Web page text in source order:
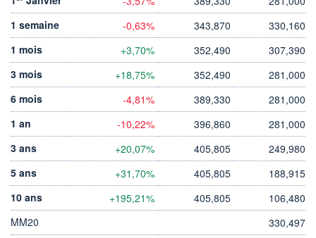
1 semaine
-0,63% 343,870
330,160
1 mois
+3,70% 352,490
307,390
3 mois
+18,75% 352,490
281,000
6 mois
-4,81% 389,330
281,000
1 an
-10,22% 396,860
281,000
3 ans
+20,07% 405,805
249,980
5 ans
+31,70% 405,805
188,915
10 ans
+195,21% 405,805
106,480
MM20
330,497